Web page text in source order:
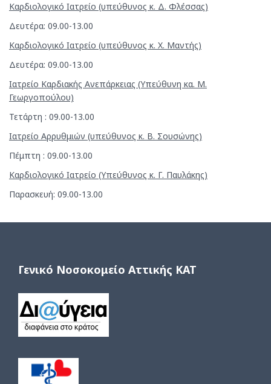
Καρδιολογικό Ιατρείο (υπεύθυνος κ. Δ. Φλέσσας)
Δευτέρα: 09.00-13.00
Καρδιολογικό Ιατρείο (υπεύθυνος κ. Χ. Μαντής)
Δευτέρα: 09.00-13.00
Ιατρείο Καρδιακής Ανεπάρκειας (Υπεύθυνη κα. Μ.
Γεωργοπούλου)
Τετάρτη : 09.00-13.00
Ιατρείο Αρρυθμιών (υπεύθυνος κ. Β. Σουσώνης)
Πέμπτη : 09.00-13.00
Καρδιολογικό Ιατρείο (Υπεύθυνος κ. Γ. Παυλάκης)
Παρασκευή: 09.00-13.00
Γενικό Νοσοκομείο Αττικής ΚΑΤ